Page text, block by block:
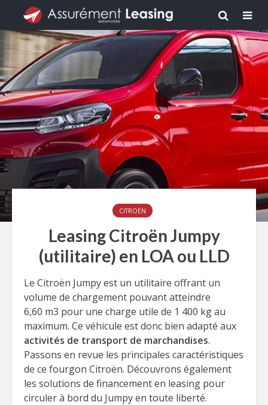
CITROËN
Leasing Citroën Jumpy
(utilitaire) en LOA ou LLD
Le Citroën Jumpy est un utilitaire offrant un
volume de chargement pouvant atteindre
6,60 m3 pour une charge utile de 1 400 kg au
maximum. Ce véhicule est donc bien adapté aux
activités de transport de marchandises.
Passons en revue les principales caractéristiques
de ce fourgon Citroën. Découvrons également
les solutions de financement en leasing pour
circuler à bord du Jumpy en toute liberté.